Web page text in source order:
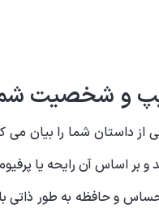
و شخصیت
داستان شما را بیان می
بر اساس آن رایحه یا
و حافظه به طور